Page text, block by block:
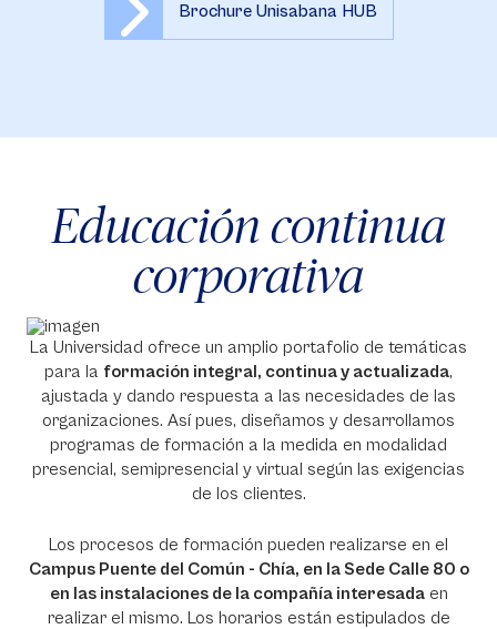
Brochure Unisabana HUB
Educación continua
corporativa
La Universidad ofrece un amplio portafolio de temáticas
para la formación integral, continua y actualizada,
ajustada y dando respuesta a las necesidades de las
organizaciones. Así pues, diseñamos y desarrollamos
programas de formación a la medida en modalidad
presencial, semipresencial y virtual según las exigencias
de los clientes.
Los procesos de formación pueden realizarse en el
Campus Puente del Común - Chía, en la Sede Calle 80 o
en las instalaciones de la compañía interesadaen
realizar el mismo. Los horarios están estipulados de